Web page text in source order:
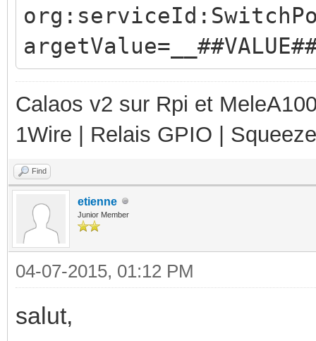
Calaos v2 sur Rpi et
1Wire | Relais GPIO |
Find
etienne
Junior Member
04-07-2015, 01:12 PM
salut,